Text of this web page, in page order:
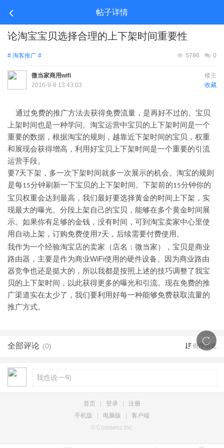
帖子详情
论淘宝宝贝选择合理的上下架时间重要性
# 淘客推广 # 0
5786
楼主
微当家商用wifi
收藏
2016-9-8 13:43:03
通过免费的推广方法去获得免费流量，是再好不过的。宝贝
上架时间也是一种学问。淘宝运营中宝贝的上下架时间是一个
重要的数据，根据淘宝的规则，越靠近下架时间的宝贝，权重
和展现会获得增高，利用好宝贝上下架时间是一个重要的引流
运营手段。
要7天下架，多一次下架时间就多一次展示的机会。淘宝的规则
是每15分钟刷新一下宝贝的上下架时间。下架前的15分钟你的
宝贝权重会达到最高，我们最好要选择黄金的时间上下架，实
现最大的曝光。分段上架自己的宝贝，能够在多个黄金时间展
示。如果你有足够的金钱，没有时间，可到淘宝卖家中心里使
用自动上架，订购免费使用7天，后续需要付费使用。
我作为一个经验淘宝店的卖家（店名：微当家），宝贝是商业
路由器，主要是作为商业WiFi使用的硬件设备。因为商业路由
器竞争也还是挺大的，所以我都是按照上述的技巧调整了我宝
贝的上下架时间，以此获得更多的曝光和引流。现在免费的推
广渠道实在太少了，我们要利用好每一种能够免费获取流量的
推广方式。
全部评论 (0) 倒序浏览
首页 登录
注册
手机版
电脑版
客户端
© Comsenz Inc.